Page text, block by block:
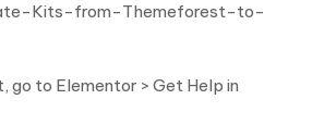
Kits-from-Themeforest-to-
go to Elementor > Get Help in